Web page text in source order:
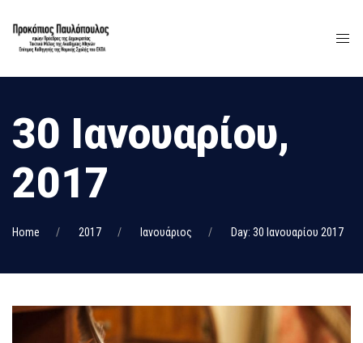
30 Ιανουαρίου,
2017
Home 2017 Ιανουάριος Day: 30 Ιανουαρίου 2017